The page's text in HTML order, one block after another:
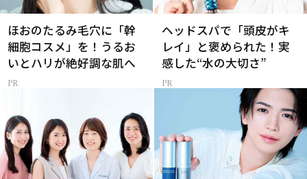
ほおのたるみ毛穴に「幹
細胞コスメ」を！うるお
いとハリが絶好調な肌へ
ヘッドスパで「頭皮がキ
レイ」と褒められた！実
感した“水の大切さ”